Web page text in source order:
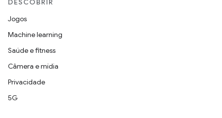
DESCOBRIR
Jogos
Machine learning
Saúde e fitness
Câmera e mídia
Privacidade
5G